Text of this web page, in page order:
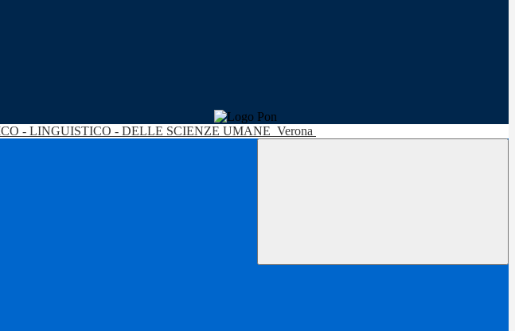
- LINGUISTICO - DELLE SCIENZE UMANE Verona